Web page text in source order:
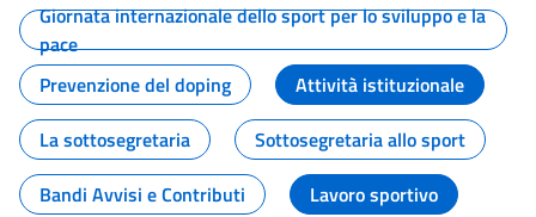
Giornata internazionale dello sport per lo sviluppo e la
pace
Prevenzione del doping
Attività istituzionale
La sottosegretaria
Sottosegretaria allo sport
Bandi Avvisi e Contributi
Lavoro sportivo